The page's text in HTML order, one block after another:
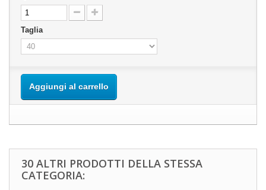
Taglia
Aggiungi al carrello
30 ALTRI PRODOTTI DELLA STESSA
CATEGORIA: